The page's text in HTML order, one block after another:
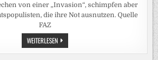
von einer „Invasion“, schimpfen aber
die ihre Not ausnutzen. Quelle
FAZ
WEITERLESEN SPANISCHE
ENKLAVE
CEUTA: